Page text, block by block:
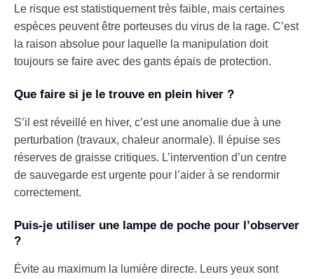
Le risque est statistiquement très faible, mais certaines
espèces peuvent être porteuses du virus de la rage. C’est
la raison absolue pour laquelle la manipulation doit
toujours se faire avec des gants épais de protection.
Que faire si je le trouve en plein hiver ?
S’il est réveillé en hiver, c’est une anomalie due à une
perturbation (travaux, chaleur anormale). Il épuise ses
réserves de graisse critiques. L’intervention d’un centre
de sauvegarde est urgente pour l’aider à se rendormir
correctement.
Puis-je utiliser une lampe de poche pour l’observer
?
Évite au maximum la lumière directe. Leurs yeux sont